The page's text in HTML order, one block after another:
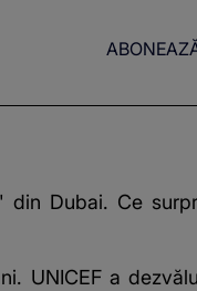
din Dubai. Ce
UNICEF a